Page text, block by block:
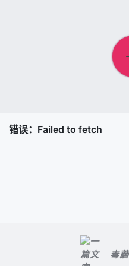
毒